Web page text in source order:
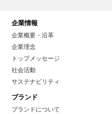
企業情報
企業概要・沿革
企業理念
トップメッセージ
社会活動
サステナビリティ
ブランド
ブランドについて